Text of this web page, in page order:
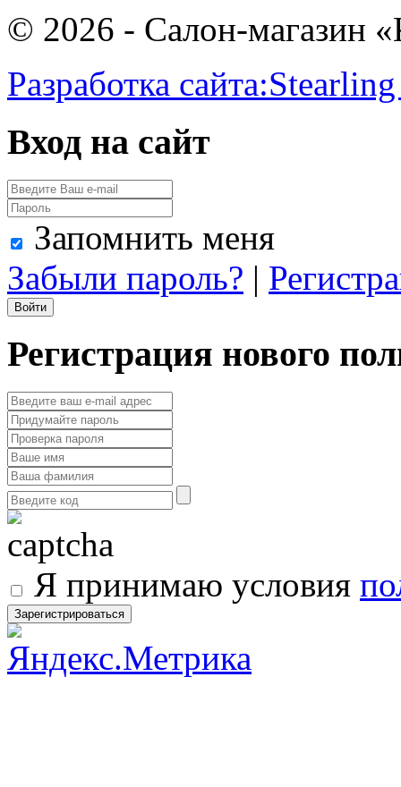
© 2026 - Салон-магазин
Разработка сайта:
Вход на сайт
Запомнить меня
Забыли пароль? |
Регистрация нового
Я принимаю условия